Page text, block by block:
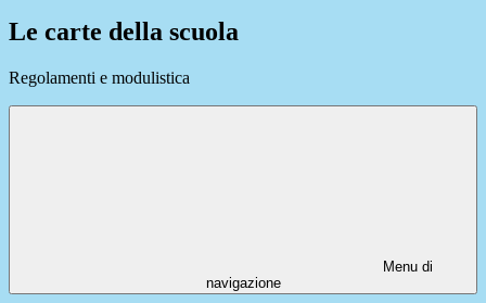
Le carte della scuola
Regolamenti e modulistica
Menu di
navigazione